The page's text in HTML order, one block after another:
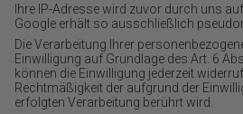
Ihre IP-Adresse wird zuvor durch uns
Google erhält so ausschließlich
Die Verarbeitung Ihrer
Einwilligung auf Grundlage des Art. 6
können die Einwilligung jederzeit
Rechtmäßigkeit der aufgrund der
erfolgten Verarbeitung berührt wird.